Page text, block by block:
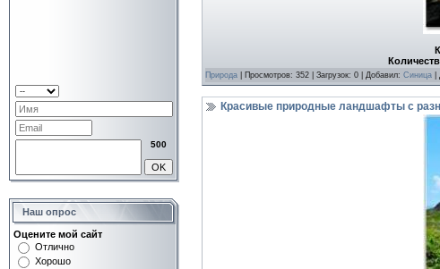
500
Наш опрос
Оцените мой сайт
Отлично
Хорошо
Природа | Просмотров: 352 | Загрузок: 0 | Добавил: Синица |
Красивые природные ландшафты с